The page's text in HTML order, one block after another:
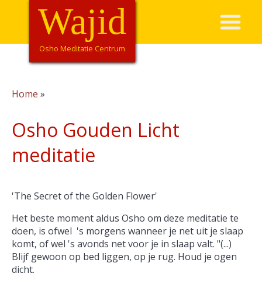
Overslaan
de
HoofdnavigatieWajid
Osho Meditatie Centrum
Home
Osho Gouden Licht
meditatie
'The Secret of the Golden Flower'
Het beste moment aldus Osho om deze meditatie te
doen, is ofwel 's morgens wanneer je net uit je slaap
komt, of wel 's avonds net voor je in slaap valt. "(...)
Blijf gewoon op bed liggen, op je rug. Houd je ogen
dicht.